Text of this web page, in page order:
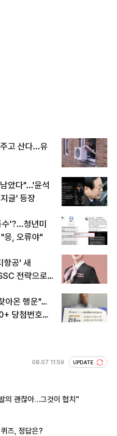
고 산다...유
았다"...'윤석
글' 등장
'?...청년미
응, 오류야"
항공' 새
전략으로
아온 행운"…
당첨번호조
08.07 11:59 UPDATE
의 괜찮아…그것이 협치"
즈, 정답은?